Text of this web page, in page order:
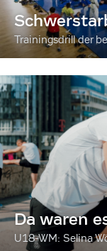
Trainingsdrill der
Da waren
U18-WM: Selina